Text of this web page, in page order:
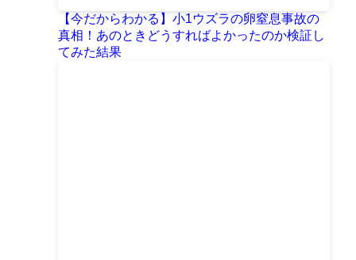
【今だからわかる】小1ウズラの卵窒息事故の
真相！あのときどうすればよかったのか検証し
てみた結果